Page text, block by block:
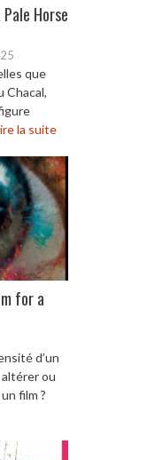
Horse
que
Chacal,
la suite
for a
d’un
ou
film ?